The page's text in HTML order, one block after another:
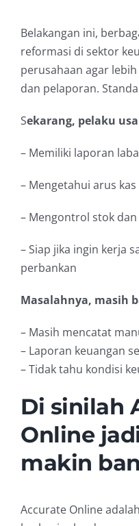
Belakangan ini,
reformasi di sektor
perusahaan agar
dan pelaporan.
Sekarang, pelaku
– Memiliki laporan
– Mengetahui arus
– Mengontrol stok
– Siap jika ingin kerja
perbankan
Masalahnya, masih
– Masih mencatat
– Laporan keuangan
– Tidak tahu kondisi
Di sinilah
Online
makin
Accurate Online